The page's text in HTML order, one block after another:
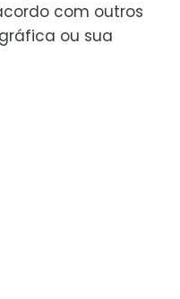
com outros
ou sua